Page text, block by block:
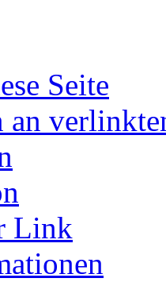
Seite
an
Link